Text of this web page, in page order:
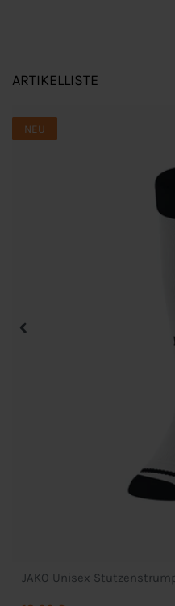
ARTIKELLISTE
NEU
JAKO Unisex